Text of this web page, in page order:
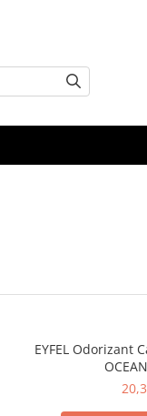
EYFEL Odorizant